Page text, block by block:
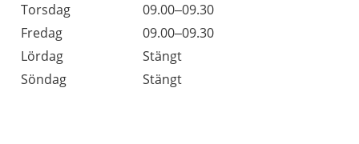
Torsdag
09.00–09.30
Fredag
09.00–09.30
Lördag
Stängt
Söndag
Stängt